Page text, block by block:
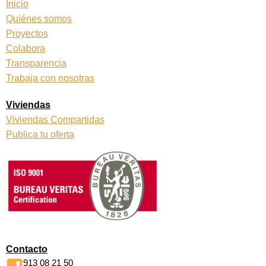
Inicio
Quiénes somos
Proyectos
Colabora
Transparencia
Trabaja con nosotras
Viviendas
Viviendas Compartidas
Publica tu oferta
Contacto
913 08 21 50